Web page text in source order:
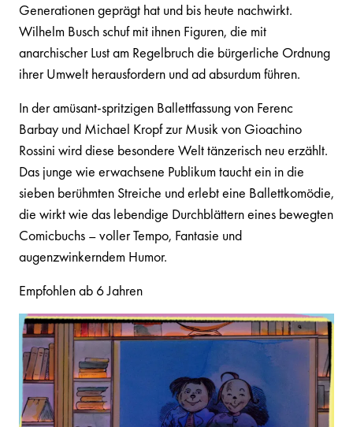
Generationen geprägt hat und bis heute nachwirkt.
Wilhelm Busch schuf mit ihnen Figuren, die mit
anarchischer Lust am Regelbruch die bürgerliche Ordnung
ihrer Umwelt herausfordern und ad absurdum führen.
In der amüsant-spritzigen Ballettfassung von Ferenc
Barbay und Michael Kropf zur Musik von Gioachino
Rossini wird diese besondere Welt tänzerisch neu erzählt.
Das junge wie erwachsene Publikum taucht ein in die
sieben berühmten Streiche und erlebt eine Ballettkomödie,
die wirkt wie das lebendige Durchblättern eines bewegten
Comicbuchs – voller Tempo, Fantasie und
augenzwinkerndem Humor.
Empfohlen ab 6 Jahren